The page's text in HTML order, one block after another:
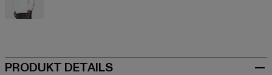
PRODUKT DETAILS